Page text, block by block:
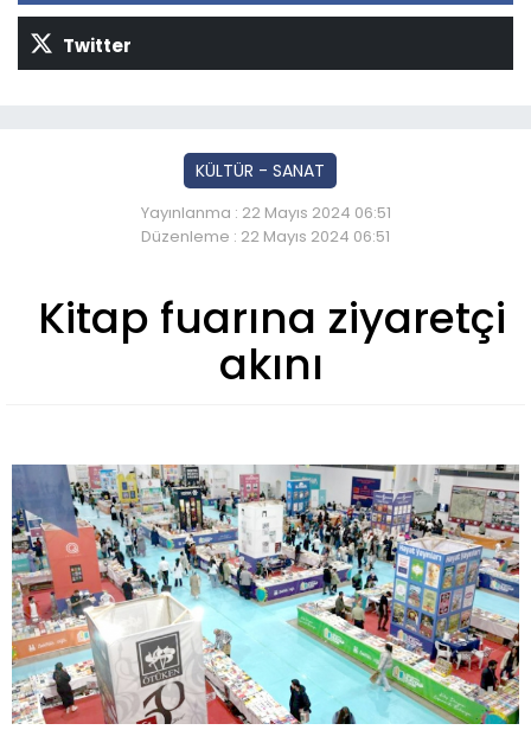
Twitter
KÜLTÜR - SANAT
Yayınlanma : 22 Mayıs 2024 06:51
Düzenleme : 22 Mayıs 2024 06:51
Kitap fuarına ziyaretçi
akını